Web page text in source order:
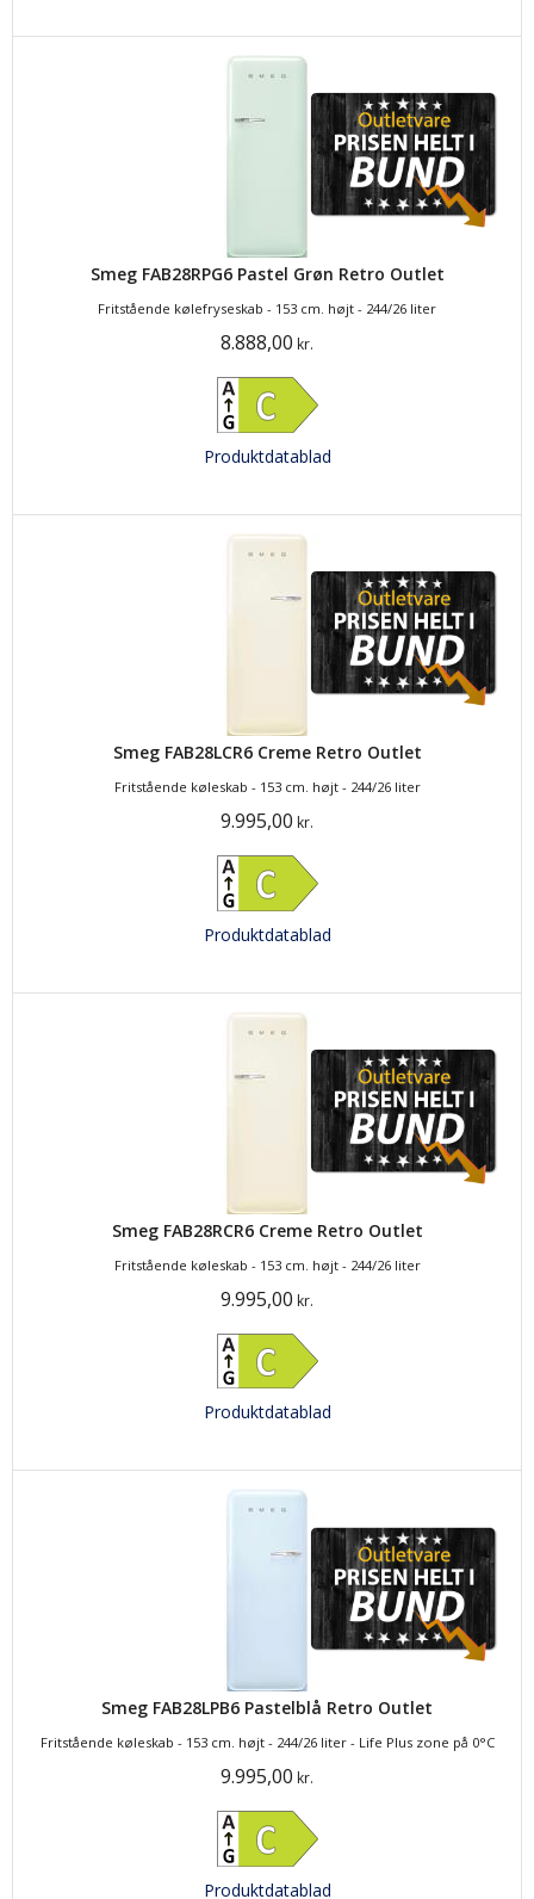
Smeg FAB28RPG6 Pastel Grøn Retro Outlet
Fritstående kølefryseskab - 153 cm. højt - 244/26 liter
8.888,00 kr.
Produktdatablad
Smeg FAB28LCR6 Creme Retro Outlet
Fritstående køleskab - 153 cm. højt - 244/26 liter
9.995,00 kr.
Produktdatablad
Smeg FAB28RCR6 Creme Retro Outlet
Fritstående køleskab - 153 cm. højt - 244/26 liter
9.995,00 kr.
Produktdatablad
Smeg FAB28LPB6 Pastelblå Retro Outlet
Fritstående køleskab - 153 cm. højt - 244/26 liter - Life Plus zone på 0°C
9.995,00 kr.
Produktdatablad